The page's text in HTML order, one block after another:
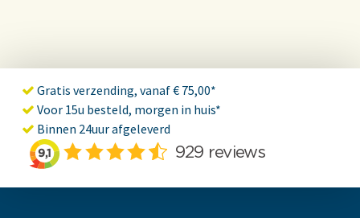
Gratis verzending, vanaf € 75,00*
Voor 15u besteld, morgen in huis*
Binnen 24uur afgeleverd